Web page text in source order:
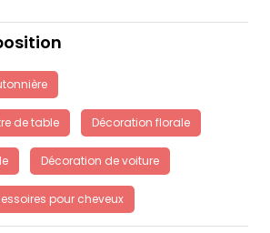
de table Décoration florale
Décoration de voiture
pour cheveux